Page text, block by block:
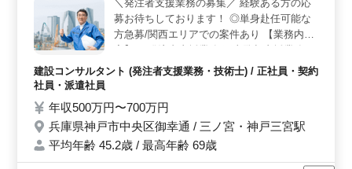
す。さらに、社宅も完備されており、通勤の負担を軽減
できる環境が整っています。 ＜多様な業務領域＞
発注者支援業務においては、工事監督支援業務から工事
管理、施工計画、積算、設計変更など多岐にわたる業務
に携わることができます。また、CAD操作や資料作成業
務など、幅広いスキルを磨くことができます。
＼発注者支援業務の募集／ 経験ある方の応
募お待ちしております！ ◎単身赴任可能な
方急募/関西エリアでの案件あり 【業務内
・工事管理(品質・工程・安全)、施工計画、
成業務 等 ＊社宅完備 ＊車通勤可能 ＊社会
保険完備 ＊50代、60代歓迎 資格をお持ちの
方は条件面優遇致します！ 50代以上で土木
施工管理業務経験者の方お気軽にお問い合わ
建設コンサルタント (発注者支援業務・技術士) / 正社員・契約
社員・派遣社員
年収500万円〜700万円
兵庫県神戸市中央区御幸通 / 三ノ宮・神戸三宮駅
平均年齢 45.2歳 / 最高年齢 69歳